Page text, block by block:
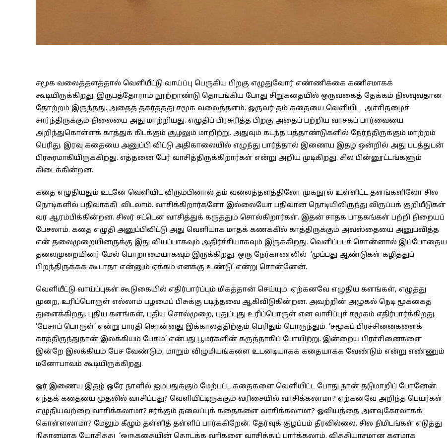
சமூக வலைத்தளத்தால் வெளியீட்டு வாய்ப்பு பெருகிய பிறகு எழுதுவோர் எண்ணிக்கை கணிசமாகக்
கூடியிருக்கிறது. இருபத்தோராம் நூற்றாண்டு தொடங்கிய போது சிறுகதையில் ஒருவகைத் தேக்கம் நிலவுவதான
தோற்றம் இருந்தது. அதைத் தகர்த்தது சமூக வலைத்தளம். ஒருவர் தம் கதையை வெளியிட அச்சிதழைச்
சார்ந்திருக்கும் நிலையை அது மாற்றியது. எழுதிப் பிரசுரித்த பிறகு அதைப் பற்றிய வாசகப் பார்வையை
அறிந்துகொள்ளக் காத்துக் கிடக்கும் சூழலும் மாறிற்று. அதுவும் கடந்த பத்தாண்டுகளில் நேர்ந்திருக்கும் மாற்றம்
பெரிது. இரவு கதையை அனுப்பி விட்டு அதிகாலையில் எழுந்து பார்த்தால் இணைய இதழ் ஒன்றில் அது படத்துடன்
பிரசுரமாகியிருக்கிறது. எத்தனை பேர் வாசித்திருக்கிறார்கள் என்று அறிய முடிகிறது. சில பின்னூட்டங்களும்
கிடைக்கின்றன.
கதை எழுதியதும் உடனே வெளியிட விரும்பினால் தம் வலைத்தளத்திலோ முகநூல் உள்ளிட்ட தளங்களிலோ சில
நொடிகளில் பதிவாக்கி விடலாம். வாசிக்கிறார்களோ இல்லையோ பதிவான நொடியிலிருந்து விருப்பக் குறியீடுகள்
வர ஆரம்பிக்கின்றன. சிலர் சட்டென வாசித்துக் கருத்தும் சொல்கிறார்கள். இதன் சாதக பாதகங்கள் பற்றி நிறையப்
பேசலாம். கதை எழுதி அனுப்பிவிட்டு அது வெளியாக மாதக் கணக்கில் காத்திருக்கும் அவஸ்தையை அனுபவித்த
என் தலைமுறையினருக்கு இது வியப்பாகவும் அதிர்ச்சியாகவும் இருக்கிறது. வெளிப்படச் சொன்னால் இப்போதைய
தலைமுறையினர் மேல் பொறாமையாகவும் இருக்கிறது. ஒரு நேர்காணலில் ‘முப்பது ஆண்டுகள் கழித்துப்
பிறந்திருக்கக் கூடாதா என்னும் ஏக்கம் எனக்கு உண்டு’ என்று சொன்னேன்.
வெளியீட்டு வாய்ப்புகள் கூடுகையில் எதிர்பார்ப்பும் மிகத்தான் செய்யும். ஏற்கனவே எழுதிய களங்கள், எழுத்து
முறை, உரிப்பொருள் எல்லாம் பழமைப் பிசுக்கு படிந்தவை ஆகிவிடுகின்றன. அவற்றின் அழுகல் நெடி மூக்கைத்
துளைக்கிறது. புதிய களங்கள், புதிய சொல்முறை, புதுப்புது உரிப்பொருள் என வாசிப்புச் சமூகம் எதிர்பார்க்கிறது.
‘பேசாப் பொருள்’ என்று பாரதி சொன்னது இக்காலத்திற்கும் பெரிதும் பொருந்தும். ‘சமூகப் பிரச்சினைகளைக்
காத்திருந்துதான் இலக்கியம் பேசும்’ என்பது பூமர்களின் கருத்தாகிப் போயிற்று. இன்றைய பிரச்சினைகளை
இன்றே இலக்கியம் பேச வேண்டும், மாறும் விழுமியங்களை உடனடியாகக் கதையாக்க வேண்டும் என்று எண்ணும்
மனோபாவம் கூடியிருக்கிறது.
ஓர் இணைய இதழ் ஒரே நாளில் ஐம்பதுக்கும் மேற்பட்ட கதைகளை வெளியிட்ட போது நான் தடுமாறிப் போனேன்.
எந்தக் கதையை முதலில் வாசிப்பது? வெளியிட்டிருக்கும் வரிசையில் வாசிக்கலாமா? ஏற்கனவே அறிந்த பெயர்கள்
எழுதியவற்றை வாசிக்கலாமா? ஈர்க்கும் தலைப்புக் கதைகளை வாசிக்கலாமா? ஓவியத்தை அளவுகோலாகக்
கொள்ளலாமா? மேலும் கீழும் தள்ளித் தள்ளிப் பார்க்கிறேன். தேர்வுக் குழப்பம் தீரவில்லை. சில நிமிடங்கள் எடுத்து